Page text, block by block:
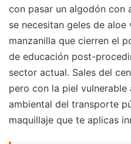
con pasar un algodón con
se necesitan geles de
manzanilla que cierren el
de educación post-
sector actual. Sales del
pero con la piel vulnerable
ambiental del transporte
maquillaje que te aplicas